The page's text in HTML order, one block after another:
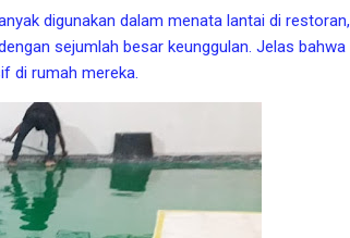
digunakan dalam menata lantai di restoran,
sejumlah besar keunggulan. Jelas bahwa
di rumah mereka.